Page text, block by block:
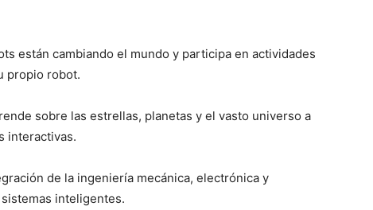
están cambiando el mundo y participa en actividades
propio robot.
sobre las estrellas, planetas y el vasto universo a
interactivas.
de la ingeniería mecánica, electrónica y
inteligentes.